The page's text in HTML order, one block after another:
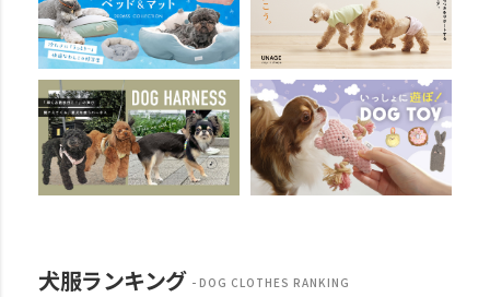
犬服ランキング DOG CLOTHES RANKING